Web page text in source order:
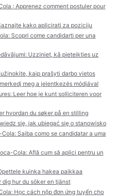
: Apprenez comment postuler pour
kako aplicirati za poziciju
Scopri come candidarti per una
Uzziniet, kā pieteikties uz
kaip prašyti darbo vietos
meg a jelentkezés módjával
Leer hoe je kunt solliciteren voor
hvordan du søker på en stilling
się, jak ubiegać się o stanowisko
Saiba como se candidatar a uma
Cola: Află cum să aplici pentru un
kuinka hakea paikkaa
hur du söker en tjänst
Học cách nộp đơn ứng tuyển cho